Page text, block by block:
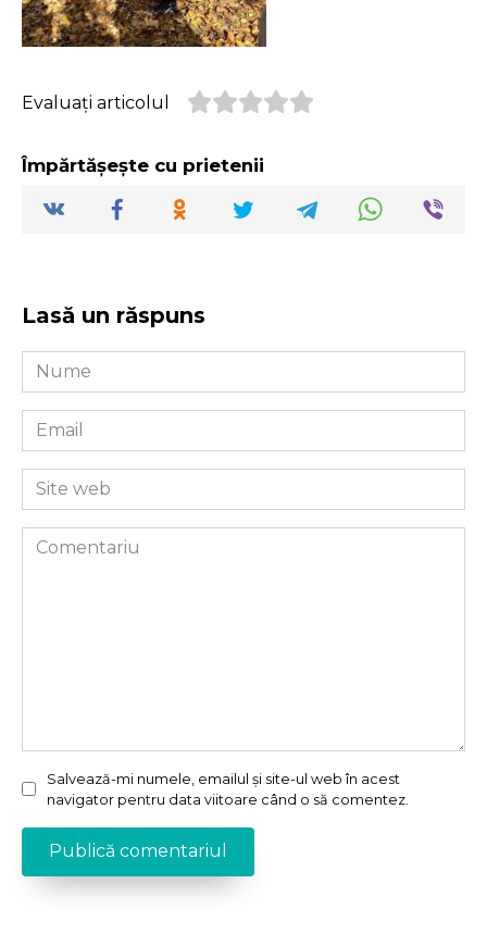
Evaluați articolul
Împărtășește cu prietenii
Lasă un răspuns
Nume
*
Email
*
Site
web
Comentariu
Salvează-mi numele, emailul și site-ul web în acest
navigator pentru data viitoare când o să comentez.